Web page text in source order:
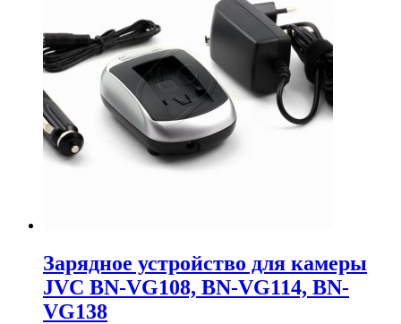
Зарядное устройство для камеры
JVC BN-VG108, BN-VG114, BN-
VG138